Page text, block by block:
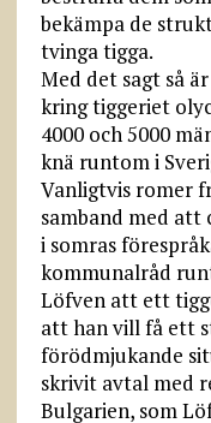
bekämpa de
tvinga tigga.
Med det sagt så
kring tiggeriet
4000 och 5000
knä runtom i
Vanligtvis romer
samband med att
i somras
kommunalråd
Löfven att ett
att han vill få ett
förödmjukande
skrivit avtal med
Bulgarien, som